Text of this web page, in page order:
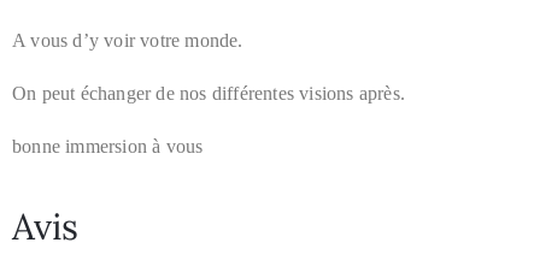
A vous d’y voir votre monde.
On peut échanger de nos différentes visions après.
bonne immersion à vous
Avis